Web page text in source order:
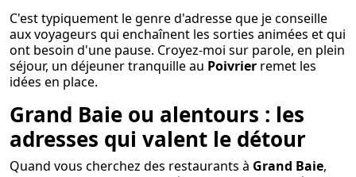
C'est typiquement le genre d'adresse que je conseille
aux voyageurs qui enchaînent les sorties animées et qui
ont besoin d'une pause. Croyez-moi sur parole, en plein
séjour, un déjeuner tranquille au Poivrier remet les
idées en place.
Grand Baie ou alentours : les
adresses qui valent le détour
Quand vous cherchez des restaurants à Grand Baie,